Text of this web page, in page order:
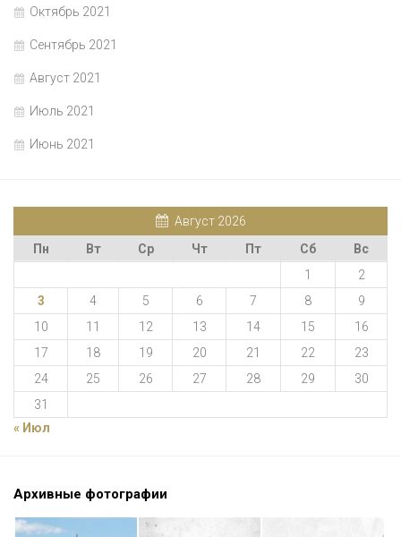
Октябрь 2021
Сентябрь 2021
Август 2021
Июль 2021
Июнь 2021
Август 2026
Пн
Вт Ср Чт Пт Сб
Вс
1
2
3
4 5 6 7 8
9
10
11 12 13 14 15
16
17
18 19 20 21 22
23
24
25 26 27 28 29
30
31
« Июл
Архивные фотографии